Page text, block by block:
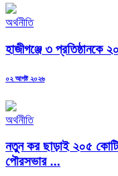
অর্থনীতি
হাজীগঞ্জে ৩ প্রতিষ্ঠানকে
Posted
০২ আগষ্ট ২০২৬
অর্থনীতি
নতুন কর ছাড়াই ২০৫ কোটি
পৌরসভার ...